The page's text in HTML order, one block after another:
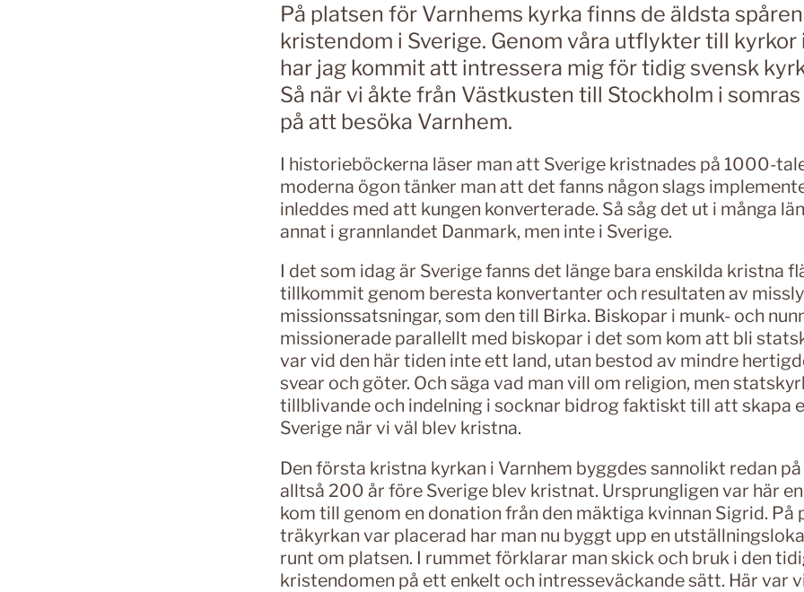
På platsen för Varnhems kyrka finns de äldsta
kristendom i Sverige. Genom våra utflykter till kyrkor
har jag kommit att intressera mig för tidig svensk
Så när vi åkte från Västkusten till Stockholm i
på att besöka Varnhem.
I historieböckerna läser man att Sverige kristnades på 1000-
moderna ögon tänker man att det fanns någon slags
inleddes med att kungen konverterade. Så såg det ut i många
annat i grannlandet Danmark, men inte i Sverige.
I det som idag är Sverige fanns det länge bara enskilda kristna
tillkommit genom beresta konvertanter och resultaten av
missionssatsningar, som den till Birka. Biskopar i munk- och
missionerade parallellt med biskopar i det som kom att bli
var vid den här tiden inte ett land, utan bestod av mindre
svear och göter. Och säga vad man vill om religion, men
tillblivande och indelning i socknar bidrog faktiskt till att skapa
Sverige när vi väl blev kristna.
Den första kristna kyrkan i Varnhem byggdes sannolikt redan
alltså 200 år före Sverige blev kristnat. Ursprungligen var här
kom till genom en donation från den mäktiga kvinnan Sigrid. På
träkyrkan var placerad har man nu byggt upp en
runt om platsen. I rummet förklarar man skick och bruk i den
kristendomen på ett enkelt och intresseväckande sätt. Här var